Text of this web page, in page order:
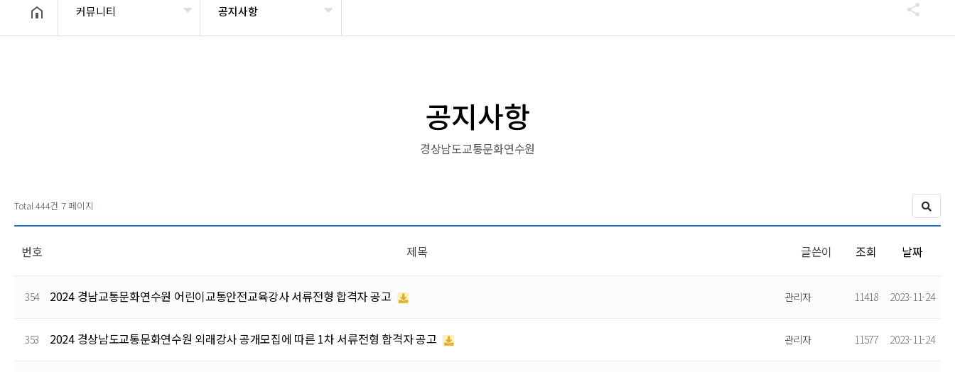
커뮤니티 공지사항
공지사항
경상남도교통문화연수원
Total 444건 7 페이지
번호 제목 글쓴이 조회 날짜
354 2024 경남교통문화연수원 어린이교통안전교육강사 서류전형 합격자 공고 관리자 11418 2023-11-24
353 2024 경상남도교통문화연수원 외래강사 공개모집에 따른 1차 서류전형 합격자 공고 관리자 11577 2023-11-24